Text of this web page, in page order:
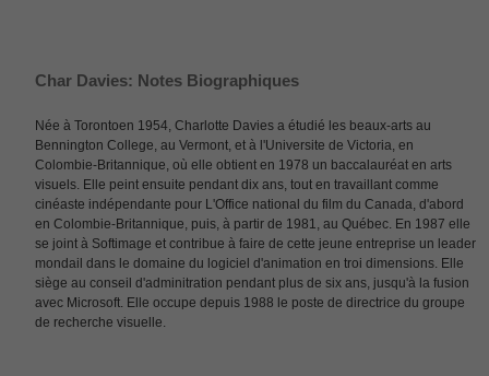
Char Davies: Notes Biographiques
Née à Torontoen 1954, Charlotte Davies a étudié les beaux-arts au
Bennington College, au Vermont, et à l'Universite de Victoria, en
Colombie-Britannique, où elle obtient en 1978 un baccalauréat en arts
visuels. Elle peint ensuite pendant dix ans, tout en travaillant comme
cinéaste indépendante pour L'Office national du film du Canada, d'abord
en Colombie-Britannique, puis, à partir de 1981, au Québec. En 1987 elle
se joint à Softimage et contribue à faire de cette jeune entreprise un leader
mondail dans le domaine du logiciel d'animation en troi dimensions. Elle
siège au conseil d'adminitration pendant plus de six ans, jusqu'à la fusion
avec Microsoft. Elle occupe depuis 1988 le poste de directrice du groupe
de recherche visuelle.